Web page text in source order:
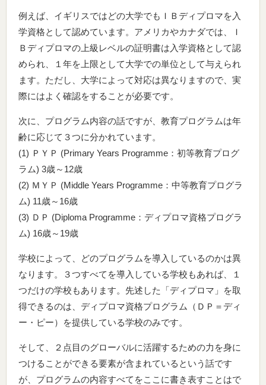
例えば、イギリスではどの大学でもＩＢディプロマを入
学資格として認めています。アメリカやカナダでは、Ｉ
Ｂディプロマの上級レベルの証明書は入学資格として認
められ、１年を上限として大学での単位として与えられ
ます。ただし、大学によって対応は異なりますので、実
際にはよく確認をすることが必要です。
次に、プログラム内容の話ですが、教育プログラムは年
齢に応じて３つに分かれています。
(1) ＰＹＰ (Primary Years Programme：初等教育プログ
ラム) 3歳～12歳
(2) ＭＹＰ (Middle Years Programme：中等教育プログラ
ム) 11歳～16歳
(3) ＤＰ (Diploma Programme：ディプロマ資格プログラ
ム) 16歳～19歳
学校によって、どのプログラムを導入しているのかは異
なります。３つすべてを導入している学校もあれば、１
つだけの学校もあります。先述した「ディプロマ」を取
得できるのは、ディプロマ資格プログラム（ＤＰ＝ディ
ー・ピー）を提供している学校のみです。
そして、２点目のグローバルに活躍するための力を身に
つけることができる要素が含まれているという話です
が、プログラムの内容すべてをここに書き表すことはで